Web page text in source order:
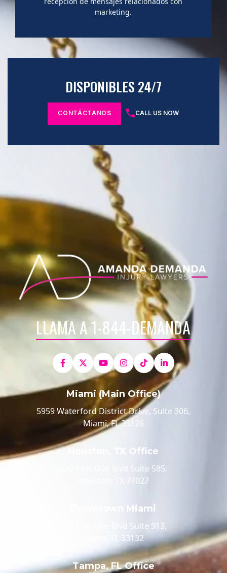
marketing.
DISPONIBLES 24/7
CONTÁCTANOS CALL US NOW
LLAMA A 1-844-DEMANDA
Miami (Main Office)
5959 Waterford District Drive, Suite 306,
Miami, FL 33126
Houston, TX Office
520 Post Oak Blvd Suite 585,
Houston, TX 77027
Downtown Miami
100 Biscayne Blvd Suite 913,
Miami, FL 33132
Tampa, FL Office